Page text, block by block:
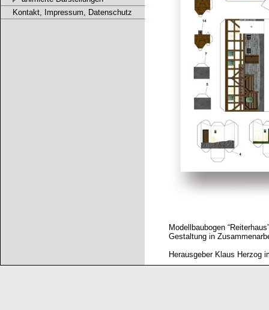
Kontakt, Impressum, Datenschutz
Modellbaubogen
Gestaltung in
Herausgeber Klaus Herzog